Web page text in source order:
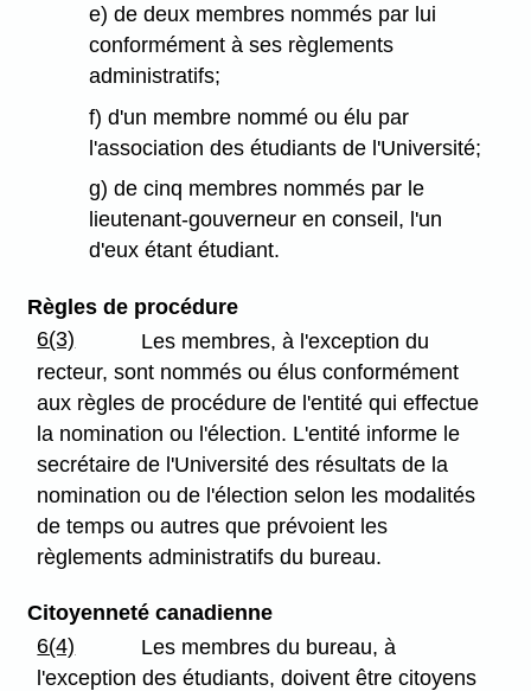
e) de deux membres nommés par lui
conformément à ses règlements
administratifs;
f) d'un membre nommé ou élu par
l'association des étudiants de l'Université;
g) de cinq membres nommés par le
lieutenant-gouverneur en conseil, l'un
d'eux étant étudiant.
Règles de procédure
6(3)
Les membres, à l'exception du
recteur, sont nommés ou élus conformément
aux règles de procédure de l'entité qui effectue
la nomination ou l'élection. L'entité informe le
secrétaire de l'Université des résultats de la
nomination ou de l'élection selon les modalités
de temps ou autres que prévoient les
règlements administratifs du bureau.
Citoyenneté canadienne
6(4)
Les membres du bureau, à
l'exception des étudiants, doivent être citoyens